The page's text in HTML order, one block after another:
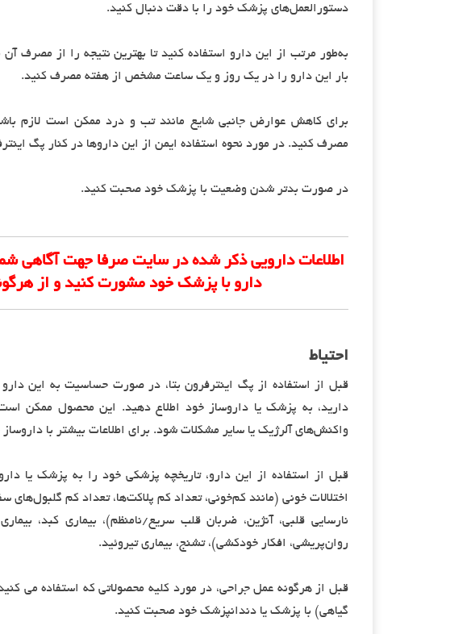
دستورالعمل‌های پزشک خود را با دقت دنبال کنید.
به‌طور مرتب از این دارو استفاده کنید تا بهترین نتیجه را از مصرف
بار این دارو را در یک روز و یک ساعت مشخص از هفته مصرف کنید.
برای کاهش عوارض جانبی شایع مانند تب و درد ممکن است لازم باشد
مصرف کنید. در مورد نحوه استفاده ایمن از این داروها در کنار پگ
در صورت بدتر شدن وضعیت با پزشک خود صحبت کنید.
اطلاعات دارویی ذکر شده در سایت صرفا جهت آگاهی
دارو با پزشک خود مشورت کنید و از
احتیاط
قبل از استفاده از پگ اینترفرون بتا، در صورت حساسیت به این
دارید، به پزشک یا داروساز خود اطلاع دهید. این محصول ممکن
واکنش‌های آلرژیک یا سایر مشکلات شود. برای اطلاعات بیشتر با
قبل از استفاده از این دارو، تاریخچه پزشکی خود را به پزشک یا
اختلالات خونی (مانند کم‌خونی، تعداد کم پلاکت‌ها، تعداد کم گلبول‌های
نارسایی قلبی، آنژین، ضربان قلب سریع/نامنظم)، بیماری کبد،
روان‌پریشی، افکار خودکشی)، تشنج، بیماری تیروئید.
قبل از هرگونه عمل جراحی، در مورد کلیه محصولاتی که استفاده می
گیاهی) با پزشک یا دندانپزشک خود صحبت کنید.